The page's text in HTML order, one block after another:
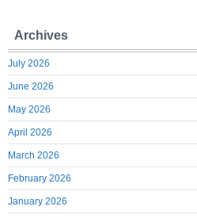
Archives
July 2026
June 2026
May 2026
April 2026
March 2026
February 2026
January 2026